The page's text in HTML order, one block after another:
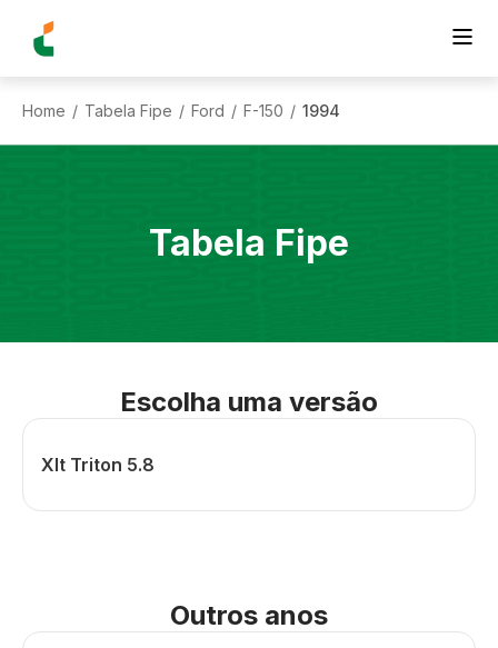
Home / Tabela Fipe / Ford / F-150 / 1994
Tabela Fipe
Escolha uma versão
Xlt Triton 5.8
Outros anos